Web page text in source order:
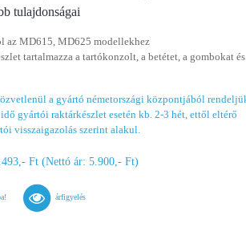
tulajdonságai
az MD615, MD625 modellekhez
tartalmazza a tartókonzolt, a betétet, a gombokat
a gyártó németországi központjából
idő gyártói raktárkészlet esetén kb. 2-3 hét, ettől eltérő
visszaigazolás szerint alakul.
Ft (Nettó ár: 5.900,- Ft)
árfigyelés